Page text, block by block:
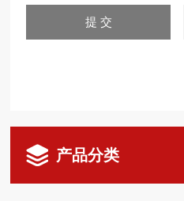
产品分类